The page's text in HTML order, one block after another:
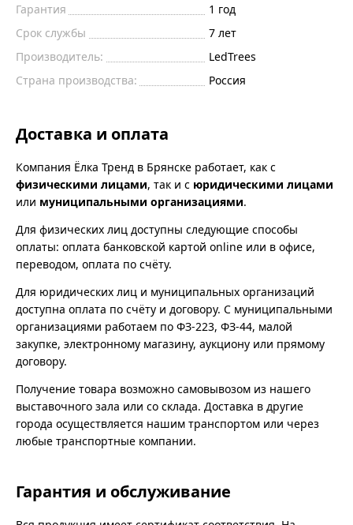
Гарантия
1 год
Срок службы
7 лет
Производитель:
LedTrees
Страна производства:
Россия
Доставка и оплата
Компания Ёлка Тренд в Брянске работает, как с
физическими лицами, так и с юридическими лицами
или муниципальными организациями.
Для физических лиц доступны следующие способы
оплаты: оплата банковской картой online или в офисе,
переводом, оплата по счёту.
Для юридических лиц и муниципальных организаций
доступна оплата по счёту и договору. С муниципальными
организациями работаем по ФЗ-223, ФЗ-44, малой
закупке, электронному магазину, аукциону или прямому
договору.
Получение товара возможно самовывозом из нашего
выставочного зала или со склада. Доставка в другие
города осуществляется нашим транспортом или через
любые транспортные компании.
Гарантия и обслуживание